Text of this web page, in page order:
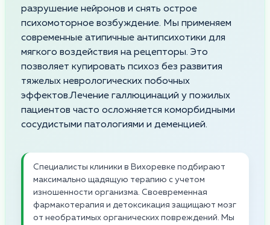
разрушение нейронов и снять острое
психомоторное возбуждение. Мы применяем
современные атипичные антипсихотики для
мягкого воздействия на рецепторы. Это
позволяет купировать психоз без развития
тяжелых неврологических побочных
эффектов.Лечение галлюцинаций у пожилых
пациентов часто осложняется коморбидными
сосудистыми патологиями и деменцией.
Специалисты клиники в Вихоревке подбирают
максимально щадящую терапию с учетом
изношенности организма. Своевременная
фармакотерапия и детоксикация защищают мозг
от необратимых органических повреждений. Мы